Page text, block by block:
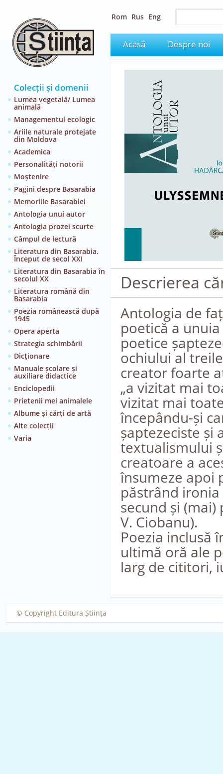
Colecții și domenii
Lumea vegetală/ Lumea
animală
Managementul ecologic
Ariile naturale protejate
din Moldova
Academica
Personalități notorii
Moștenire
Pagini despre Basarabia
Memoriile Basarabiei
Antologia unui autor
Antologia prozei scurte
Câmpul de lectură
Literatura din Basarabia.
Început de secol XXI
Literatura din Basarabia în
secolul XX
Literatura română din
Basarabia
Poezia românească după
1945
Opera aperta
Strategia schimbării
Dicţionare
Manuale școlare și
auxiliare didactice
Enciclopedii
Prietenii mei animalele
Albume și cărți de artă
Alte colecții
Varia
Rom Rus Eng
Acasă Despre noi
Descrierea
Antologia de
poetică a
poetice
ochiului al
creator foarte
„a vizitat mai
vizitat mai
începându-și
șaptezeciste și
textualismului
creatoare a
însumeze apoi
păstrând
secund și
V. Ciobanu).
Poezia inclusă
ultimă oră ale
larg de cititori,
© Copyright Editura Știința